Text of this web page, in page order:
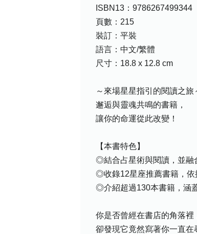
ISBN13：9786267499344
頁數：215
裝訂：平裝
語言：中文/繁體
尺寸：18.8 x 12.8 cm
～來場星星指引的閱讀之旅
邂逅與靈魂共鳴的書籍，
讓你的命運從此改變！
【本書特色】
◎結合占星術與閱讀，並融
◎收錄12星座推薦書籍，依
◎介紹超過130本書籍，涵
你是否曾經在書店的角落裡
卻發現它竟然寫著你一直在